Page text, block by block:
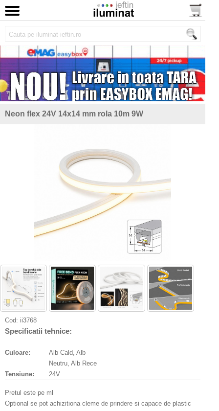
Neon flex 24V 14x14 mm rola 10m 9W
Cod: ii3768
Specificatii tehnice:
Culoare:
Alb Cald, Alb
Neutru, Alb Rece
Tensiune:
24V
Pretul este pe ml
Optional se pot achizitiona cleme de prindere si capace de plastic